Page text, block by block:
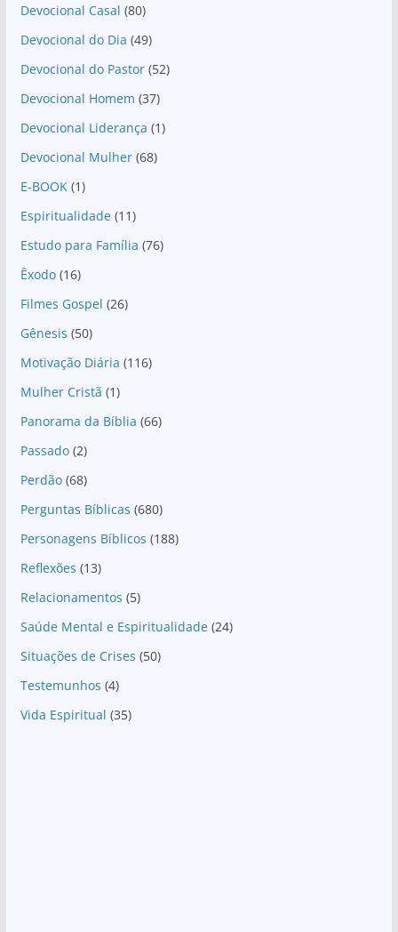
Devocional Casal (80)
Devocional do Dia (49)
Devocional do Pastor(52)
Devocional Homem (37)
Devocional Liderança (1)
Devocional Mulher(68)
E-BOOK(1)
Espiritualidade(11)
Estudo para Família (76)
Êxodo(16)
Filmes Gospel (26)
Gênesis (50)
Motivação Diária (116)
Mulher Cristã (1)
Panorama da Bíblia (66)
Passado(2)
Perdão(68)
Perguntas Bíblicas (680)
Personagens Bíblicos (188)
Reflexões (13)
Relacionamentos (5)
Saúde Mental e Espiritualidade(24)
Situações de Crises (50)
Testemunhos (4)
Vida Espiritual (35)